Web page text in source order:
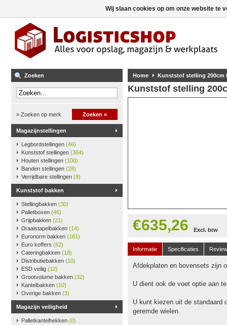
Zoeken
» Zoeken op merk Zoeken »
Magazijnstellingen
Legbordstellingen (46)
Kunststof stellingen (364)
Houten stellingen (100)
Banden stellingen (28)
Verrijdbare stellingen (9)
Kunststof bakken
Stellingbakken (30)
Palletboxen (46)
Grijpbakken (21)
Draaistapelbakken (14)
Euronorm bakken (181)
Euro koffers (62)
Cateringbakken (18)
Distributiebakken (10)
ESD veilig (12)
Grootvolume bakken (32)
Kantelbakken (10)
Overige bakken (3)
Magazijn veiligheid
Palletkantelhekken (0)
Home Kunststof stelling 200cm
Kunststof stelling
€635,26 Excl. btw
Informatie Specificaties
Afdekplaten en bovensets zijn
U dient ook de voet optie aan
U kunt kiezen uit de standaard
geremde wielen.
Wij slaan cookies op om onze website te